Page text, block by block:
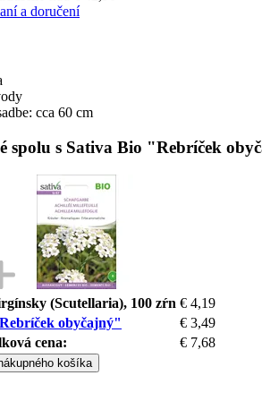
a doručení
cca 60 cm
spolu s Sativa Bio "Rebríček
(Scutellaria), 100 zŕn € 4,19
obyčajný"
€ 3,49
cena:
€ 7,68
košíka